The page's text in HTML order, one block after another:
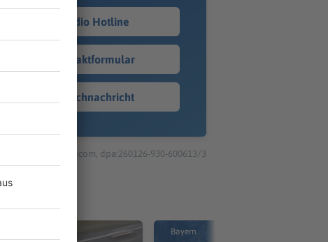
Studio Hotline
Kontaktformular
Sprachnachricht
© dpa-infocom, dpa:260126-930-600613/3
Bayern